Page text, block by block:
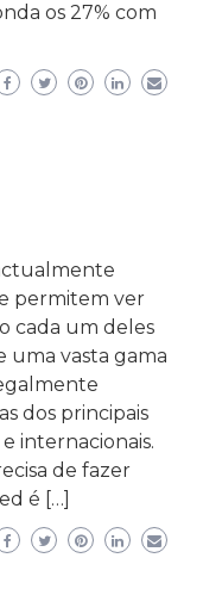
os 27% com
permitem ver
cada um deles
uma vasta gama
dos principais
internacionais.
de fazer
é […]